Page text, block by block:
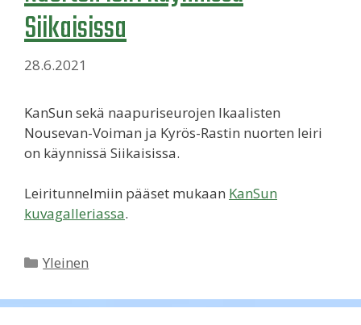
Siikaisissa
28.6.2021
KanSun sekä naapuriseurojen Ikaalisten
Nousevan-Voiman ja Kyrös-Rastin nuorten leiri
on käynnissä Siikaisissa.
Leiritunnelmiin pääset mukaan KanSun
kuvagalleriassa.
Kategoriat
Yleinen